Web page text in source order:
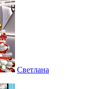
Светлана